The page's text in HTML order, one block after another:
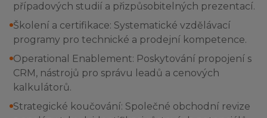
případových studií a přizpůsobitelných prezentací.
Školení a certifikace: Systematické vzdělávací
programy pro technické a prodejní kompetence.
Operational Enablement: Poskytování propojení s
CRM, nástrojů pro správu leadů a cenových
kalkulátorů.
Strategické koučování: Společné obchodní revize